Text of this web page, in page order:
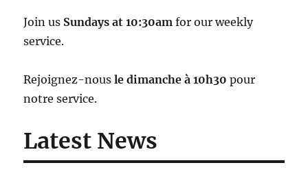
Join us Sundays at 10:30am for our weekly
service.
Rejoignez-nousle dimanche à 10h30 pour
notre service.
Latest News